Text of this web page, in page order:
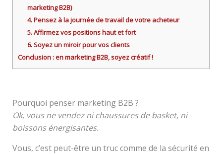
marketing B2B)
4. Pensez à la journée de travail de votre acheteur
5. Affirmez vos positions haut et fort
6. Soyez un miroir pour vos clients
Conclusion : en marketing B2B, soyez créatif !
Pourquoi penser marketing B2B ?
Ok, vous ne vendez ni chaussures de basket, ni
boissons énergisantes.
Vous, c’est peut-être un truc comme de la sécurité en